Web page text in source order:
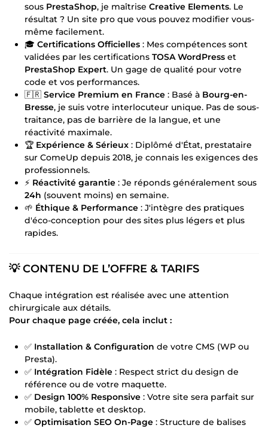
sous PrestaShop, je maîtrise Creative Elements. Le
résultat ? Un site pro que vous pouvez modifier vous-
même facilement.
🎓 Certifications Officielles : Mes compétences sont
validées par les certifications TOSA WordPress et
PrestaShop Expert. Un gage de qualité pour votre
code et vos performances.
🇫🇷 Service Premium en France : Basé à Bourg-en-
Bresse, je suis votre interlocuteur unique. Pas de sous-
traitance, pas de barrière de la langue, et une
réactivité maximale.
🏆 Expérience & Sérieux : Diplômé d'État, prestataire
sur ComeUp depuis 2018, je connais les exigences des
professionnels.
⚡ Réactivité garantie : Je réponds généralement sous
24h (souvent moins) en semaine.
🌱 Éthique & Performance : J'intègre des pratiques
d'éco-conception pour des sites plus légers et plus
rapides.
💡 CONTENU DE L’OFFRE & TARIFS
Chaque intégration est réalisée avec une attention
chirurgicale aux détails.
Pour chaque page créée, cela inclut :
✅ Installation & Configuration de votre CMS (WP ou
Presta).
✅ Intégration Fidèle : Respect strict du design de
référence ou de votre maquette.
✅ Design 100% Responsive : Votre site sera parfait sur
mobile, tablette et desktop.
✅ Optimisation SEO On-Page : Structure de balises